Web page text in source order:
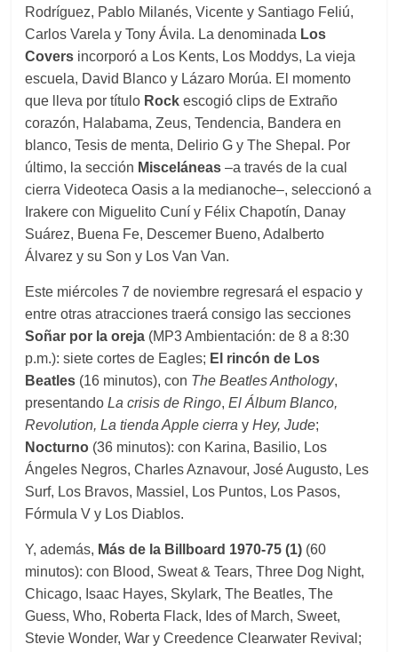
Rodríguez, Pablo Milanés, Vicente y Santiago Feliú,
Carlos Varela y Tony Ávila. La denominada Los
Covers incorporó a Los Kents, Los Moddys, La vieja
escuela, David Blanco y Lázaro Morúa. El momento
que lleva por título Rock escogió clips de Extraño
corazón, Halabama, Zeus, Tendencia, Bandera en
blanco, Tesis de menta, Delirio G y The Shepal. Por
último, la sección Misceláneas –a través de la cual
cierra Videoteca Oasis a la medianoche–, seleccionó a
Irakere con Miguelito Cuní y Félix Chapotín, Danay
Suárez, Buena Fe, Descemer Bueno, Adalberto
Álvarez y su Son y Los Van Van.
Este miércoles 7 de noviembre regresará el espacio y
entre otras atracciones traerá consigo las secciones
Soñar por la oreja (MP3 Ambientación: de 8 a 8:30
p.m.): siete cortes de Eagles; El rincón de Los
Beatles (16 minutos), con The Beatles Anthology,
presentandoLa crisis de Ringo,El Álbum Blanco,
Revolution, La tienda Apple cierray Hey, Jude;
Nocturno (36 minutos): con Karina, Basilio, Los
Ángeles Negros, Charles Aznavour, José Augusto, Les
Surf, Los Bravos, Massiel, Los Puntos, Los Pasos,
Fórmula V y Los Diablos.
Y, además, Más de la Billboard 1970-75 (1) (60
minutos): con Blood, Sweat & Tears, Three Dog Night,
Chicago, Isaac Hayes, Skylark, The Beatles, The
Guess, Who, Roberta Flack, Ides of March, Sweet,
Stevie Wonder, War y Creedence Clearwater Revival;